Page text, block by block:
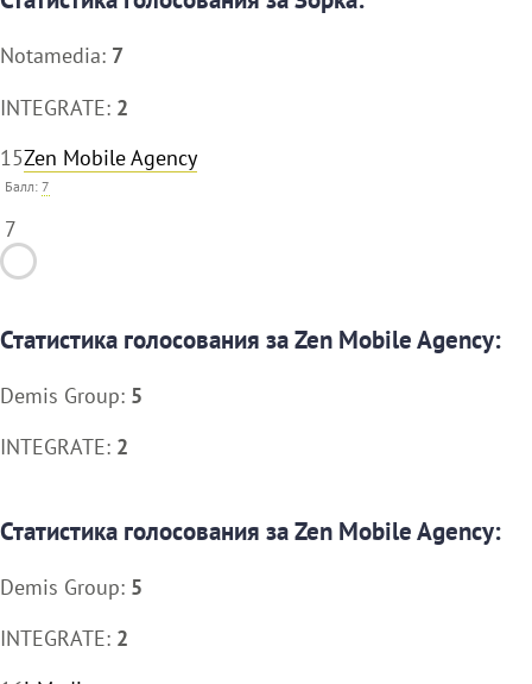
Notamedia: 7
INTEGRATE: 2
15Zen Mobile Agency
Балл:7
7
Статистика голосования за Zen Mobile Agency:
Demis Group: 5
INTEGRATE: 2
Статистика голосования за Zen Mobile Agency:
Demis Group: 5
INTEGRATE: 2